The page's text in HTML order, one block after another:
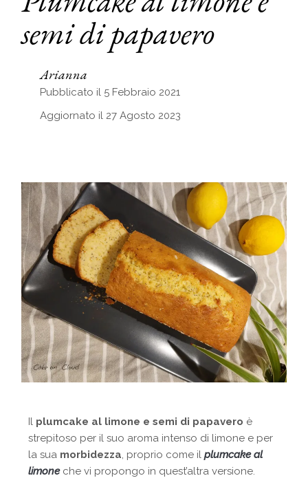
semi di papavero
Arianna
Pubblicato il 5 Febbraio 2021
Aggiornato il 27 Agosto 2023
Il plumcake al limone e semi di papavero è
strepitoso per il suo aroma intenso di limone e per
la sua morbidezza, proprio come ilplumcake al
limone che vi propongo in quest’altra versione.